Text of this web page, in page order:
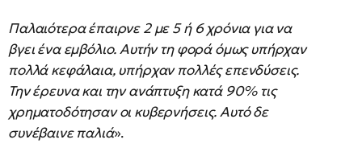
Παλαιότερα έπαιρνε 2 με 5 ή 6 χρόνια για να
βγει ένα εμβόλιο. Αυτήν τη φορά όμως υπήρχαν
πολλά κεφάλαια, υπήρχαν πολλές επενδύσεις.
Την έρευνα και την ανάπτυξη κατά 90% τις
χρηματοδότησαν οι κυβερνήσεις. Αυτό δε
συνέβαινε παλιά».